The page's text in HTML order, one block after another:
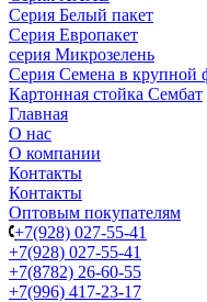
Серия Белый пакет
Серия Европакет
серия Микрозелень
Серия Семена в крупной
Картонная стойка Сембат
Главная
О нас
О компании
Контакты
Контакты
Оптовым покупателям
+7(928) 027-55-41
+7(928) 027-55-41
+7(8782) 26-60-55
+7(996) 417-23-17